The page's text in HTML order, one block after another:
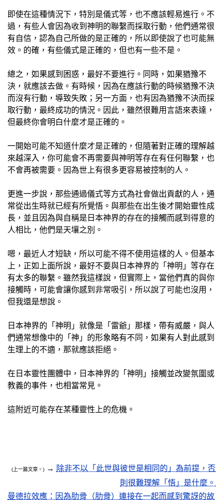
即使在這種情況下，特別是儀式等，也不應該輕易進行。不
過，有些人會因為收到神明的聯繫而採取行動，他們通常很
有自信，認為自己所做的是正確的，所以即使說了也可能無
效。的確，有些儀式是正確的，但也有一些不是。
總之，如果感到困惑，最好不要進行。同時，如果猶豫不
決，就應該去做。有時候，因為在應該行動的時候猶豫不決
而沒有行動，導致失敗；另一方面，也有因為猶豫不決而採
取行動，最終成功的情況。因此，雖然很難用言語來表達，
但最終你會明白什麼才是正確的。
一開始可能不知道什麼才是正確的，但隨著對正確的理解越
來越深入，你可能會不再需要與神明等存在有任何聯繫，也
不會再被需要。因為世上有很多更容易被控制的人。
更進一步說，那些通過儀式等方式為社會做出貢獻的人，通
常從出生時就已經有所覺悟。與那些在出生後才開始靈性成
長，並且因為與自稱是日本神界的存在的接觸而感到得意的
人相比，他們是天壤之別。
嗯，最近人才短缺，所以可能不得不使用這樣的人。但基本
上，正如上面所說，最好不要與日本神界的「神明」等存在
有太多的聯繫。雖然我這樣說，但實際上，當他們真的與你
接觸時，可能會讓你感到非常吸引，所以說了可能也沒用，
但我還是想說。
日本神界的「神明」就像是「雷爺」那樣，帶有威嚴，與人
們通常想像中的「神」的形象略有不同，如果有人對此感到
生理上的不適，那就應該拒絕。
在日本靈性團體中，日本神界的「神明」接觸並改變氛圍或
教義的事件，也相當常見。
這附近可能存在某種靈性上的危機。
(上一篇文章。) → 除非不以「此世與彼世是相同的」為前提，否
則很難理解「悟」是什麼。
曼德拉效應：因為肋骨（肋骨）連接在一起而感到驚訝的故